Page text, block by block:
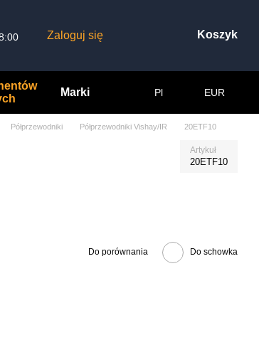
Zaloguj się Koszyk
Marki Pl EUR
Półprzewodniki Półprzewodniki Vishay/IR 20ETF10
Artykuł
20ETF10
Do porównania Do schowka